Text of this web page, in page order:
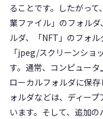
ることです。したがっ
業ファイル」のフォル
ルダ、「NFT」のフォル
「jpeg/スクリーンショ
す。通常、コンピュー
ローカルフォルダに保
ォルダなどは、ディー
います。そして、追加